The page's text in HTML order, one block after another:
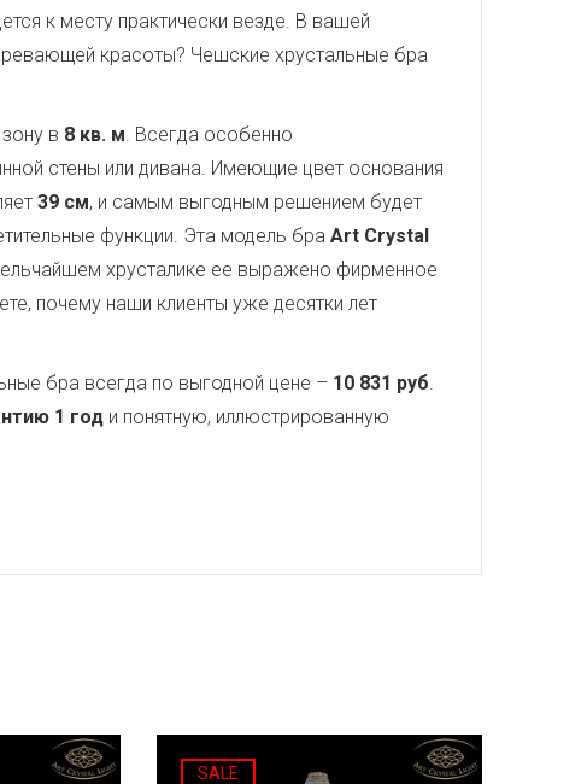
к месту практически везде. В вашей
красоты? Чешские хрустальные бра
в 8 кв. м. Всегда особенно
стены или дивана. Имеющие цвет основания
39 см, и самым выгодным решением будет
функции. Эта модель бра Art Crystal
хрусталике ее выражено фирменное
почему наши клиенты уже десятки лет
бра всегда по выгодной цене – 10 831 руб.
1 год и понятную, иллюстрированную
SALE